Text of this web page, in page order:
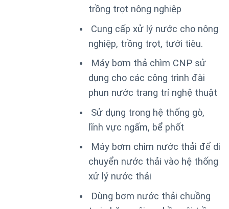
trồng trọt nông nghiệp
Cung cấp xử lý nước cho nông
nghiệp, trồng trọt, tưới tiêu.
Máy bơm thả chìm CNP sử
dụng cho các công trình đài
phun nước trang trí nghệ thuật
Sử dụng trong hệ thống gò,
lĩnh vực ngấm, bể phốt
Máy bơm chìm nước thải để di
chuyển nước thải vào hệ thống
xử lý nước thải
Dùng bơm nước thải chuồng